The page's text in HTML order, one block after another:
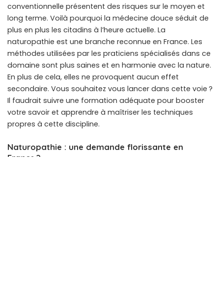
conventionnelle présentent des risques sur le moyen et
long terme. Voilà pourquoi la médecine douce séduit de
plus en plus les citadins à l’heure actuelle. La
naturopathie est une branche reconnue en France. Les
méthodes utilisées par les praticiens spécialisés dans ce
domaine sont plus saines et en harmonie avec la nature.
En plus de cela, elles ne provoquent aucun effet
secondaire. Vous souhaitez vous lancer dans cette voie ?
Il faudrait suivre une formation adéquate pour booster
votre savoir et apprendre à maîtriser les techniques
propres à cette discipline.
Naturopathie : une demande florissante en
France ?